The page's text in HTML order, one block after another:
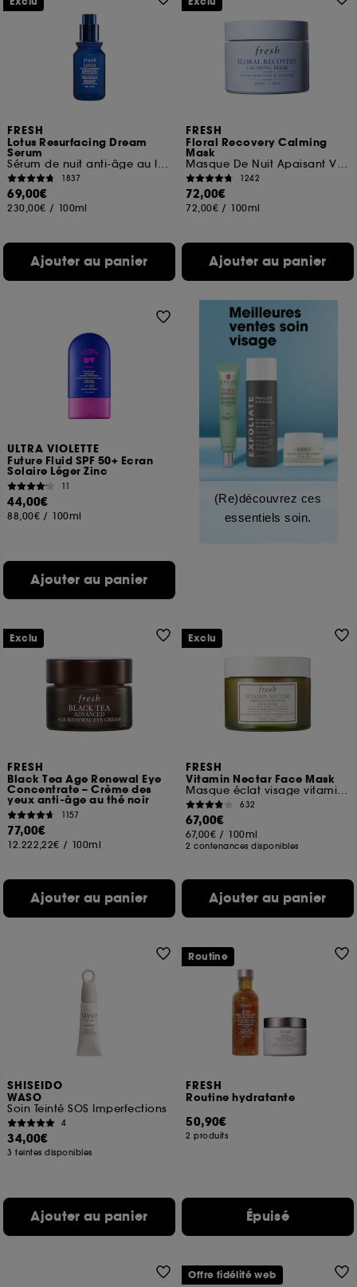
FRESH
Lotus Resurfacing Dream
Serum
Sérum de nuit anti-âge au lotus et aux AHAs
1837
69,00€
230,00€ / 100ml
Ajouter au panier
FRESH
Floral Recovery Calming
Mask
Masque De Nuit Apaisant Visage A La Vitamine C
1242
72,00€
72,00€ / 100ml
Ajouter au panier
ULTRA VIOLETTE
Future Fluid SPF 50+ Ecran
Solaire Léger Zinc
11
44,00€
88,00€ / 100ml
Ajouter au panier
(Re)découvrez ces
essentiels soin.
FRESH
Black Tea Age Renewal Eye
Concentrate – Crème des
yeux anti-âge au thé noir
1157
77,00€
12.222,22€ / 100ml
Ajouter au panier
Exclu
FRESH
Vitamin Nectar Face Mask
Masque éclat visage vitaminé aux agrumes
632
67,00€
67,00€ / 100ml
2 contenances disponibles
Ajouter au panier
Exclu
SHISEIDO
WASO
Soin Teinté SOS Imperfections
4
34,00€
3 teintes disponibles
Ajouter au panier
FRESH
Routine hydratante
50,90€
2 produits
Épuisé
Routine
Offre fidélité web